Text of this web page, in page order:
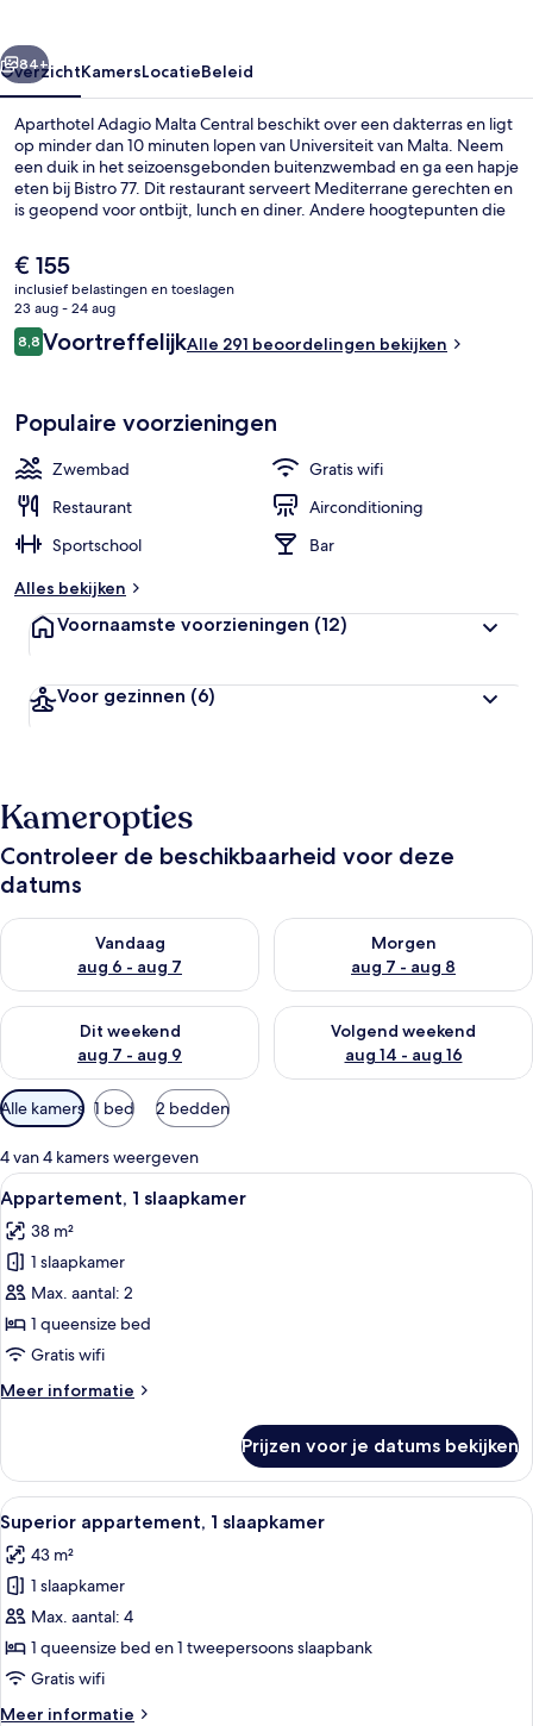
Volgende
84+
OverzichtKamersLocatieBeleid
Aparthotel Adagio Malta Central beschikt over een dakterras en ligt
op minder dan 10 minuten lopen van Universiteit van Malta. Neem
een duik in het seizoensgebonden buitenzwembad en ga een hapje
eten bij Bistro 77. Dit restaurant serveert Mediterrane gerechten en
is geopend voor ontbijt, lunch en diner. Andere hoogtepunten die
zwembad en een bar/lounge. Andere reizigers raden de
accommodatie aan vanwege het behulpzame personeel en de
wandelmogelijkheden.
De
huidige
prijs
is
€ 155
€ 155
inclusief belastingen en toeslagen
23 aug - 24 aug
Beoordelingen
8,88,8 op 10 –
VoortreffelijkAlle 291 beoordelingen bekijken
Populaire voorzieningen
Zwembad
Gratis wifi
Restaurant
Airconditioning
Sportschool
Bar
Alles bekijken
Voornaamste voorzieningen (12)
Voor gezinnen (6)
Kameropties
Controleer de beschikbaarheid voor deze
datums
Vandaag
aug 6 - aug 7
De beschikbaarheid controleren voor vanavond aug 6 - aug 7
Morgen
aug 7 - aug 8
De beschikbaarheid
Dit weekend
aug 7 - aug 9
De beschikbaarheid controleren voor dit weekend aug 7 -
Volgend weekend
aug 14 - aug 16
De beschikbaarheid
Beschikbare
filters
voor
kamers
Alle kamers 1 bed 2 bedden
4 van 4 kamers weergeven
Alle
foto's
voor
Appartement,
1
slaapkamer
laden
Appartement, 1 slaapkamer |
11
Appartement, 1 slaapkamer
38 m²
1 slaapkamer
Max. aantal: 2
1 queensize bed
Gratis wifi
Meer informatie
Meer
1
slaapkamer
Prijzen voor je datums bekijken
Alle
foto's
voor
Superior
appartement,
1
slaapkamer
Een moderne woonkamer met een
13
Superior appartement, 1 slaapkamer
43 m²
1 slaapkamer
Max. aantal: 4
1 queensize bed en 1 tweepersoons slaapbank
Gratis wifi
Meer informatie
Meer